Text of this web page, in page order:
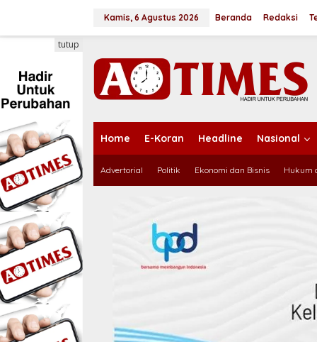
e
k
n
t
e
Kamis, 6 Agustus 2026 Beranda Redaksi
Home E-Koran Headline Nasional
Advertorial Politik Ekonomi dan Bisnis Hukum
tutup